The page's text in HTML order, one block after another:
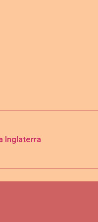
Inglaterra